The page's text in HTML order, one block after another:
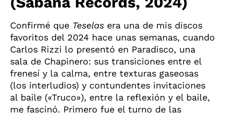
Confirmé que Teselas era una de mis discos
favoritos del 2024 hace unas semanas, cuando
Carlos Rizzi lo presentó en Paradisco, una
sala de Chapinero: sus transiciones entre el
frenesí y la calma, entre texturas gaseosas
(los interludios) y contundentes invitaciones
al baile («Truco»), entre la reflexión y el baile,
me fascinó. Primero fue el turno de las